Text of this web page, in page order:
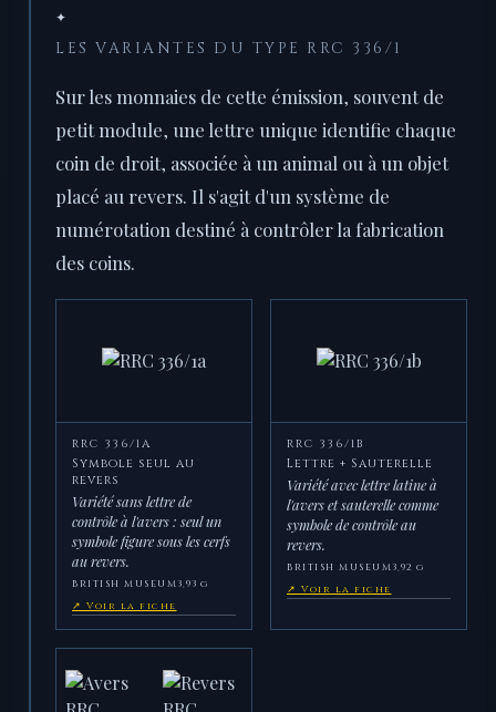
✦
LES VARIANTES DU TYPE RRC 336/1
Sur les monnaies de cette émission, souvent de
petit module, une lettre unique identifie chaque
coin de droit, associée à un animal ou à un objet
placé au revers. Il s'agit d'un système de
numérotation destiné à contrôler la fabrication
des coins.
RRC 336/1A
Symbole seul au
revers
Variété sans lettre de
contrôle à l'avers : seul un
symbole figure sous les cerfs
au revers.
BRITISH MUSEUM3,93 g
↗ Voir la fiche
RRC 336/1B
Lettre + Sauterelle
Variété avec lettre latine à
l'avers et sauterelle comme
symbole de contrôle au
revers.
BRITISH MUSEUM3,92 g
↗ Voir la fiche